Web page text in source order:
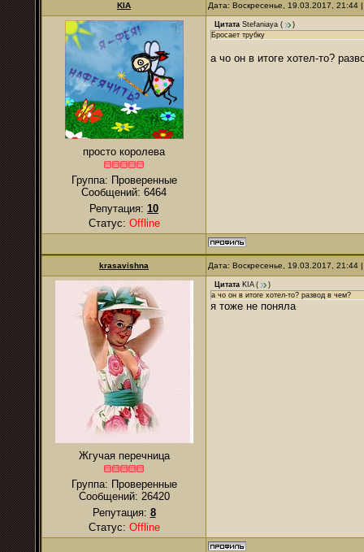
KIA Дата: Воскресенье, 19.03.2017,
просто королева
Группа: Проверенные
Сообщений: 6464
Репутация: 10
Статус: Offline
Цитата Stefaniaya (
)
Бросает трубку
а чо он в итоге хотел-то?
krasavishna Дата: Воскресенье, 19.03.2017,
Жгучая перечница
Группа: Проверенные
Сообщений: 26420
Репутация: 8
Статус: Offline
Цитата KIA(
)
а чо он в итоге хотел-то? развод в чем?
я тоже не поняла